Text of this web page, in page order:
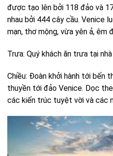
được tạo lên bởi 118 đảo và
nhau bởi 444 cây cầu. Venice
mạn, thơ mộng, vừa yên ả, êm
Trưa: Quý khách ăn trưa tại nhà
Chiều: Đoàn khởi hành tới bến
thuyền tới đảo Venice. Dọc
các kiến trúc tuyệt vời và các